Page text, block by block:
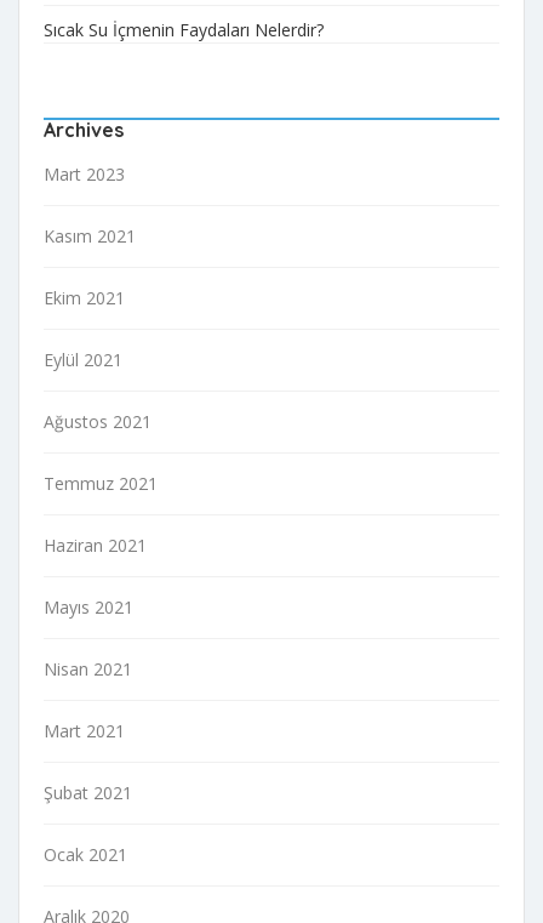
Sıcak Su İçmenin Faydaları Nelerdir?
Archives
Mart 2023
Kasım 2021
Ekim 2021
Eylül 2021
Ağustos 2021
Temmuz 2021
Haziran 2021
Mayıs 2021
Nisan 2021
Mart 2021
Şubat 2021
Ocak 2021
Aralık 2020